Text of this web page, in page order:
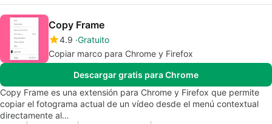
Copy Frame
4.9 Gratuito
Copiar marco para Chrome y Firefox
Descargar gratis para Chrome
Copy Frame es una extensión para Chrome y Firefox que permite
copiar el fotograma actual de un vídeo desde el menú contextual
directamente al…